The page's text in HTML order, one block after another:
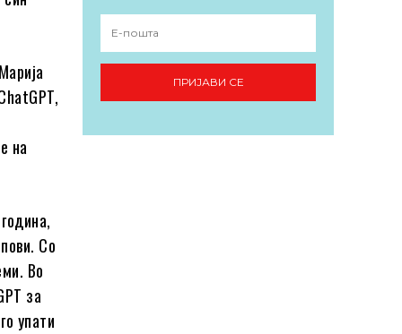
на
Со
Во
за
упати
ПРИЈАВИ СЕ